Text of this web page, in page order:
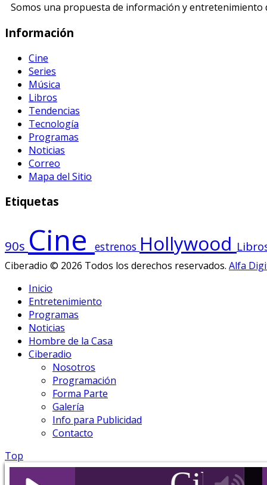
Somos una propuesta de información y
Información
Cine
Series
Música
Libros
Tendencias
Tecnología
Programas
Noticias
Correo
Mapa del Sitio
Etiquetas
90s Cine estrenos Hollywood
Ciberadio © 2026 Todos los derechos reservados. Alfa
Inicio
Entretenimiento
Programas
Noticias
Hombre de la Casa
Ciberadio
Nosotros
Programación
Forma Parte
Galería
Info para Publicidad
Contacto
Top